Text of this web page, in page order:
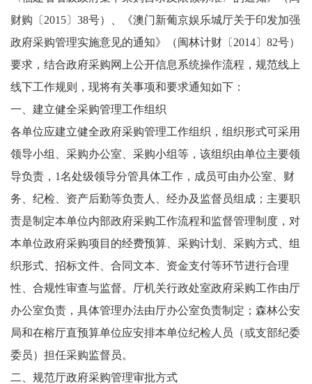
财购〔2015〕38号）、《澳门新葡京娱乐城厅关于印发加强
政府采购管理实施意见的通知》（闽林计财〔2014〕82号）
要求，结合政府采购网上公开信息系统操作流程，规范线上
线下工作规则，现将有关事项和要求通知如下：
一、建立健全采购管理工作组织
各单位应建立健全政府采购管理工作组织，组织形式可采用
领导小组、采购办公室、采购小组等，该组织由单位主要领
导负责，1名处级领导分管具体工作，成员可由办公室、财
务、纪检、资产后勤等负责人、经办及监督员组成；主要职
责是制定本单位内部政府采购工作流程和监督管理制度，对
本单位政府采购项目的经费预算、采购计划、采购方式、组
织形式、招标文件、合同文本、资金支付等环节进行合理
性、合规性审查与监督。厅机关行政处室政府采购工作由厅
办公室负责，具体管理办法由厅办公室负责制定；森林公安
局和在榕厅直预算单位应安排本单位纪检人员（或支部纪委
委员）担任采购监督员。
二、规范厅政府采购管理审批方式